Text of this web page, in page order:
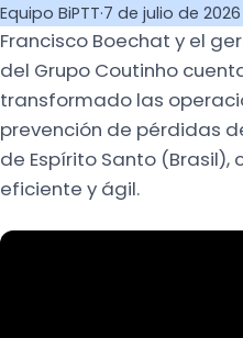
Equipo BiPTT·7 de julio de 2026
Francisco Boechat y el
del Grupo Coutinho
transformado las
prevención de pérdidas
de Espírito Santo
eficiente y ágil.